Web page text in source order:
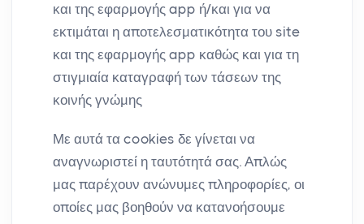
και της εφαρμογής app ή/και για να
εκτιμάται η αποτελεσματικότητα του site
και της εφαρμογής app καθώς και για τη
στιγμιαία καταγραφή των τάσεων της
κοινής γνώμης
Με αυτά τα cookies δε γίνεται να
αναγνωριστεί η ταυτότητά σας. Απλώς
μας παρέχουν ανώνυμες πληροφορίες, οι
οποίες μας βοηθούν να κατανοήσουμε